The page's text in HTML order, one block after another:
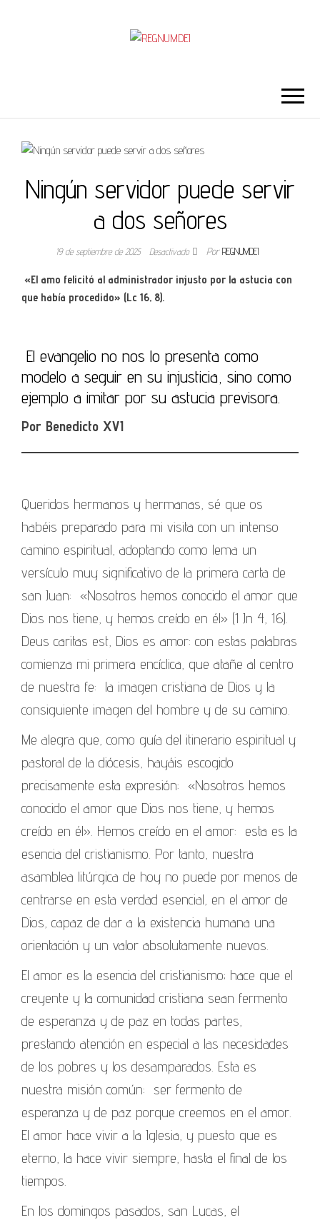
Ningún servidor puede servir
a dos señores
19 de septiembre de 2025 Desactivado Por REGNUMDEI
«El amo felicitó al administrador injusto por la astucia con
que había procedido» (Lc 16, 8).
El evangelio no nos lo presenta como
modelo a seguir en su injusticia, sino como
ejemplo a imitar por su astucia previsora.
Por Benedicto XVI
Queridos hermanos y hermanas, sé que os
habéis preparado para mi visita con un intenso
camino espiritual, adoptando como lema un
versículo muy significativo de la primera carta de
san Juan: «Nosotros hemos conocido el amor que
Dios nos tiene, y hemos creído en él» (1 Jn 4, 16).
Deus caritas est, Dios es amor: con estas palabras
comienza mi primera encíclica, que atañe al centro
de nuestra fe: la imagen cristiana de Dios y la
consiguiente imagen del hombre y de su camino.
Me alegra que, como guía del itinerario espiritual y
pastoral de la diócesis, hayáis escogido
precisamente esta expresión: «Nosotros hemos
conocido el amor que Dios nos tiene, y hemos
creído en él». Hemos creído en el amor: esta es la
esencia del cristianismo. Por tanto, nuestra
asamblea litúrgica de hoy no puede por menos de
centrarse en esta verdad esencial, en el amor de
Dios, capaz de dar a la existencia humana una
orientación y un valor absolutamente nuevos.
El amor es la esencia del cristianismo; hace que el
creyente y la comunidad cristiana sean fermento
de esperanza y de paz en todas partes,
prestando atención en especial a las necesidades
de los pobres y los desamparados. Esta es
nuestra misión común: ser fermento de
esperanza y de paz porque creemos en el amor.
El amor hace vivir a la Iglesia, y puesto que es
eterno, la hace vivir siempre, hasta el final de los
tiempos.
En los domingos pasados, san Lucas, el